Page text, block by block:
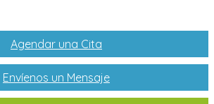
Agendar una Cita
Envíenos un Mensaje